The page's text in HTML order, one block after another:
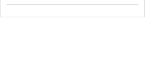
阀定位器